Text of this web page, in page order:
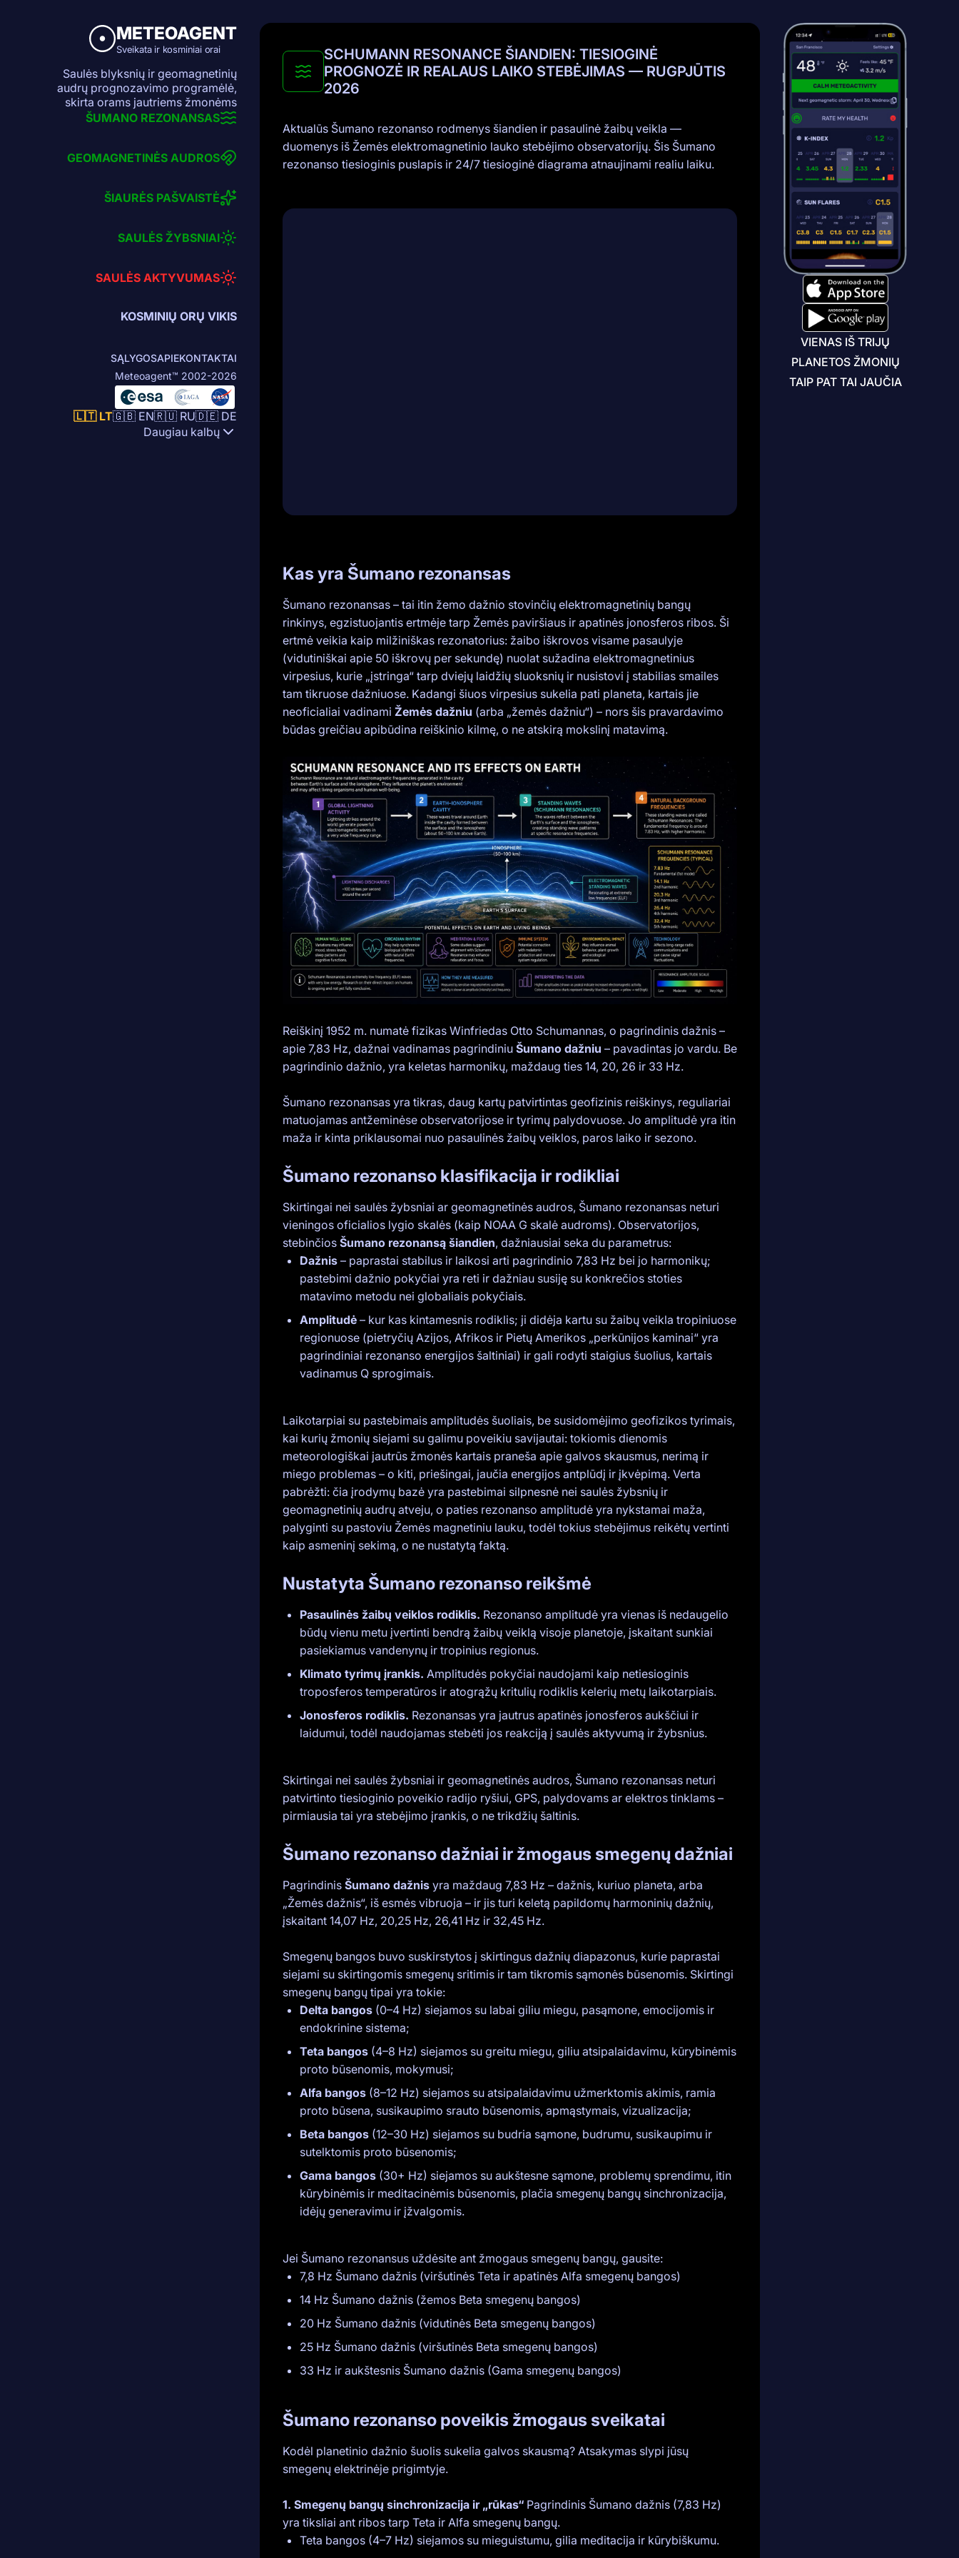
METEOAGENT
Sveikata ir kosminiai orai
Saulės blyksnių ir geomagnetinių
audrų prognozavimo programėlė,
skirta orams jautriems žmonėms
ŠUMANO REZONANSAS
GEOMAGNETINĖS AUDROS
ŠIAURĖS PAŠVAISTĖ
SAULĖS ŽYBSNIAI
SAULĖS AKTYVUMAS
KOSMINIŲ ORŲ VIKIS
SĄLYGOSAPIEKONTAKTAI
Meteoagent™ 2002-2026
🇱🇹 LT🇬🇧 EN🇷🇺 RU🇩🇪 DE
Daugiau kalbų
VIENAS IŠ TRIJŲ
PLANETOS ŽMONIŲ
TAIP PAT TAI JAUČIA
SCHUMANN RESONANCE ŠIANDIEN: TIESIOGINĖ
PROGNOZĖ IR REALAUS LAIKO STEBĖJIMAS — RUGPJŪTIS
2026
Aktualūs Šumano rezonanso rodmenys šiandien ir pasaulinė žaibų veikla —
duomenys iš Žemės elektromagnetinio lauko stebėjimo observatorijų. Šis Šumano
rezonanso tiesioginis puslapis ir 24/7 tiesioginė diagrama atnaujinami realiu laiku.
Kas yra Šumano rezonansas
Šumano rezonansas – tai itin žemo dažnio stovinčių elektromagnetinių bangų
rinkinys, egzistuojantis ertmėje tarp Žemės paviršiaus ir apatinės jonosferos ribos. Ši
ertmė veikia kaip milžiniškas rezonatorius: žaibo iškrovos visame pasaulyje
(vidutiniškai apie 50 iškrovų per sekundę) nuolat sužadina elektromagnetinius
virpesius, kurie „įstringa“ tarp dviejų laidžių sluoksnių ir nusistovi į stabilias smailes
tam tikruose dažniuose. Kadangi šiuos virpesius sukelia pati planeta, kartais jie
neoficialiai vadinami Žemės dažniu (arba „žemės dažniu“) – nors šis pravardavimo
būdas greičiau apibūdina reiškinio kilmę, o ne atskirą mokslinį matavimą.
Reiškinį 1952 m. numatė fizikas Winfriedas Otto Schumannas, o pagrindinis dažnis –
apie 7,83 Hz, dažnai vadinamas pagrindiniu Šumano dažniu – pavadintas jo vardu. Be
pagrindinio dažnio, yra keletas harmonikų, maždaug ties 14, 20, 26 ir 33 Hz.
Šumano rezonansas yra tikras, daug kartų patvirtintas geofizinis reiškinys, reguliariai
matuojamas antžeminėse observatorijose ir tyrimų palydovuose. Jo amplitudė yra itin
maža ir kinta priklausomai nuo pasaulinės žaibų veiklos, paros laiko ir sezono.
Šumano rezonanso klasifikacija ir rodikliai
Skirtingai nei saulės žybsniai ar geomagnetinės audros, Šumano rezonansas neturi
vieningos oficialios lygio skalės (kaip NOAA G skalė audroms). Observatorijos,
stebinčios Šumano rezonansą šiandien, dažniausiai seka du parametrus:
Dažnis – paprastai stabilus ir laikosi arti pagrindinio 7,83 Hz bei jo harmonikų;
pastebimi dažnio pokyčiai yra reti ir dažniau susiję su konkrečios stoties
matavimo metodu nei globaliais pokyčiais.
Amplitudė – kur kas kintamesnis rodiklis; ji didėja kartu su žaibų veikla tropiniuose
regionuose (pietryčių Azijos, Afrikos ir Pietų Amerikos „perkūnijos kaminai“ yra
pagrindiniai rezonanso energijos šaltiniai) ir gali rodyti staigius šuolius, kartais
vadinamus Q sprogimais.
Laikotarpiai su pastebimais amplitudės šuoliais, be susidomėjimo geofizikos tyrimais,
kai kurių žmonių siejami su galimu poveikiu savijautai: tokiomis dienomis
meteorologiškai jautrūs žmonės kartais praneša apie galvos skausmus, nerimą ir
miego problemas – o kiti, priešingai, jaučia energijos antplūdį ir įkvėpimą. Verta
pabrėžti: čia įrodymų bazė yra pastebimai silpnesnė nei saulės žybsnių ir
geomagnetinių audrų atveju, o paties rezonanso amplitudė yra nykstamai maža,
palyginti su pastoviu Žemės magnetiniu lauku, todėl tokius stebėjimus reikėtų vertinti
kaip asmeninį sekimą, o ne nustatytą faktą.
Nustatyta Šumano rezonanso reikšmė
Pasaulinės žaibų veiklos rodiklis. Rezonanso amplitudė yra vienas iš nedaugelio
būdų vienu metu įvertinti bendrą žaibų veiklą visoje planetoje, įskaitant sunkiai
pasiekiamus vandenynų ir tropinius regionus.
Klimato tyrimų įrankis. Amplitudės pokyčiai naudojami kaip netiesioginis
troposferos temperatūros ir atogrąžų kritulių rodiklis kelerių metų laikotarpiais.
Jonosferos rodiklis. Rezonansas yra jautrus apatinės jonosferos aukščiui ir
laidumui, todėl naudojamas stebėti jos reakciją į saulės aktyvumą ir žybsnius.
Skirtingai nei saulės žybsniai ir geomagnetinės audros, Šumano rezonansas neturi
patvirtinto tiesioginio poveikio radijo ryšiui, GPS, palydovams ar elektros tinklams –
pirmiausia tai yra stebėjimo įrankis, o ne trikdžių šaltinis.
Šumano rezonanso dažniai ir žmogaus smegenų dažniai
Pagrindinis Šumano dažnis yra maždaug 7,83 Hz – dažnis, kuriuo planeta, arba
„Žemės dažnis“, iš esmės vibruoja – ir jis turi keletą papildomų harmoninių dažnių,
įskaitant 14,07 Hz, 20,25 Hz, 26,41 Hz ir 32,45 Hz.
Smegenų bangos buvo suskirstytos į skirtingus dažnių diapazonus, kurie paprastai
siejami su skirtingomis smegenų sritimis ir tam tikromis sąmonės būsenomis. Skirtingi
smegenų bangų tipai yra tokie:
Delta bangos (0–4 Hz) siejamos su labai giliu miegu, pasąmone, emocijomis ir
endokrinine sistema;
Teta bangos (4–8 Hz) siejamos su greitu miegu, giliu atsipalaidavimu, kūrybinėmis
proto būsenomis, mokymusi;
Alfa bangos (8–12 Hz) siejamos su atsipalaidavimu užmerktomis akimis, ramia
proto būsena, susikaupimo srauto būsenomis, apmąstymais, vizualizacija;
Beta bangos (12–30 Hz) siejamos su budria sąmone, budrumu, susikaupimu ir
sutelktomis proto būsenomis;
Gama bangos (30+ Hz) siejamos su aukštesne sąmone, problemų sprendimu, itin
kūrybinėmis ir meditacinėmis būsenomis, plačia smegenų bangų sinchronizacija,
idėjų generavimu ir įžvalgomis.
Jei Šumano rezonansus uždėsite ant žmogaus smegenų bangų, gausite:
7,8 Hz Šumano dažnis (viršutinės Teta ir apatinės Alfa smegenų bangos)
14 Hz Šumano dažnis (žemos Beta smegenų bangos)
20 Hz Šumano dažnis (vidutinės Beta smegenų bangos)
25 Hz Šumano dažnis (viršutinės Beta smegenų bangos)
33 Hz ir aukštesnis Šumano dažnis (Gama smegenų bangos)
Šumano rezonanso poveikis žmogaus sveikatai
Kodėl planetinio dažnio šuolis sukelia galvos skausmą? Atsakymas slypi jūsų
smegenų elektrinėje prigimtyje.
1. Smegenų bangų sinchronizacija ir „rūkas“ Pagrindinis Šumano dažnis (7,83 Hz)
yra tiksliai ant ribos tarp Teta ir Alfa smegenų bangų.
Teta bangos (4–7 Hz) siejamos su mieguistumu, gilia meditacija ir kūrybiškumu.